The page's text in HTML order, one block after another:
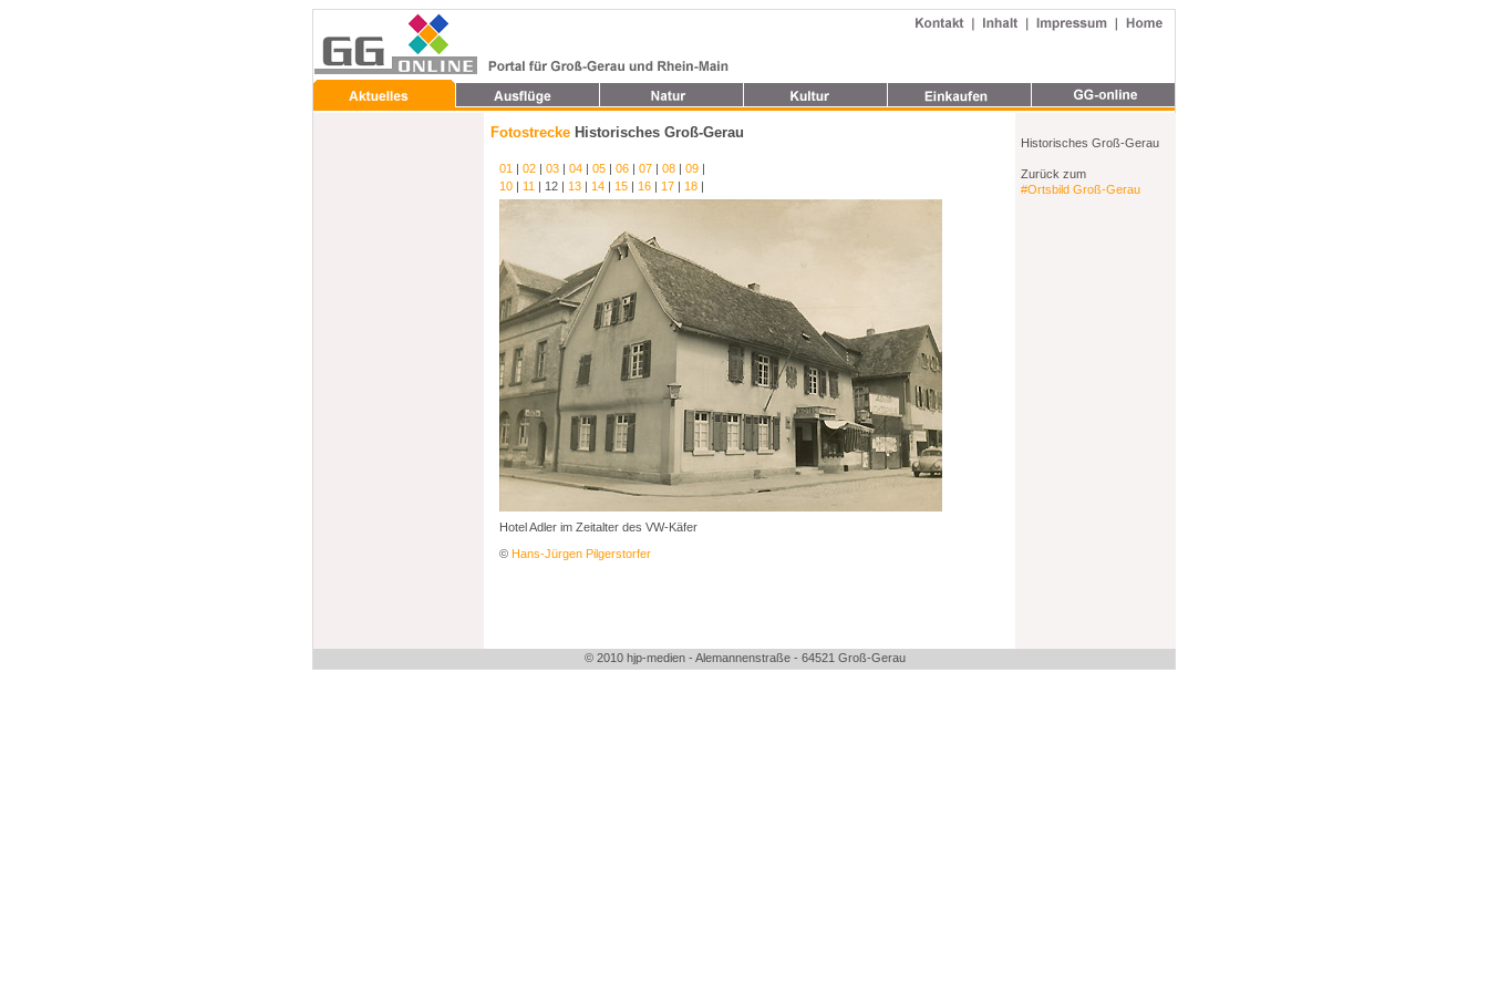
Fotostrecke Historisches Groß-Gerau
01 | 02 | 03 | 04 | 05 | 06 | 07 | 08 | 09 |
10 | 11 | 12 | 13 | 14 | 15 | 16 | 17 | 18 |
Hotel Adler im Zeitalter des VW-Käfer
© Hans-Jürgen Pilgerstorfer
Historisches Groß-Gerau
Zurück zum
#Ortsbild Groß-Gerau
© 2010 hjp-medien - Alemannenstraße - 64521 Groß-Gerau